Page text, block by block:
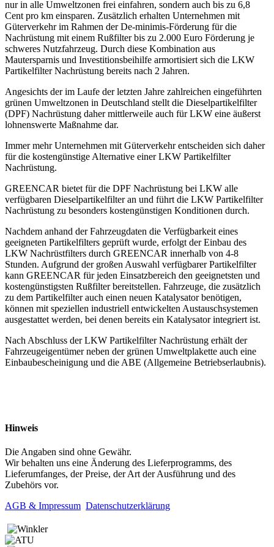
nur in alle Umweltzonen frei einfahren, sondern auch bis zu 6,8
Cent pro km einsparen. Zusätzlich erhalten Unternehmen mit
Güterverkehr im Rahmen der De-minimis-Förderung für die
Nachrüstung mit einem Rußfilter bis zu 2.000 Euro Förderung je
schweres Nutzfahrzeug. Durch diese Kombination aus
Mautersparnis und Investitionsbeihilfe armortisiert sich die LKW
Partikelfilter Nachrüstung bereits nach 2 Jahren.
Angesichts der im Laufe der letzten Jahre zahlreichen eingeführten
grünen Umweltzonen in Deutschland stellt die Dieselpartikelfilter
(DPF) Nachrüstung daher mittlerweile auch für LKW eine äußerst
lohnenswerte Maßnahme dar.
Immer mehr Unternehmen mit Güterverkehr entscheiden sich daher
für die kostengünstige Alternative einer LKW Partikelfilter
Nachrüstung.
GREENCAR bietet für die DPF Nachrüstung bei LKW alle
verfügbaren Dieselpartikelfilter an und führt die LKW Partikelfilter
Nachrüstung zu besonders kostengünstigen Konditionen durch.
Nachdem anhand der Fahrzeugdaten die Verfügbarkeit eines
geeigneten Partikelfilters geprüft wurde, erfolgt der Einbau des
LKW Nachrüstfilters durch GREENCAR innerhalb von 4-8
Stunden. Aufgrund der großen Auswahl verfügbarer Partikelfilter
kann GREENCAR für jeden Einsatzbereich den geeignetsten und
kostengünstigsten Rußfilter bereitstellen. Fahrzeuge, die zusätzlich
zu dem Partikelfilter auch einen neuen Katalysator benötigen,
können mit speziellen industriell entwickelten Austauschsystemen
ausgestattet werden, bei denen bereits ein Katalysator integriert ist.
Nach Abschluss der LKW Partikelfilter Nachrüstung erhält der
Fahrzeugeigentümer neben der grünen Umweltplakette auch eine
Einbaubescheinigung und die ABE (Allgemeine Betriebserlaubnis).
Hinweis
Die Angaben sind ohne Gewähr.
Wir behalten uns eine Änderung des Lieferprogramms, des
Lieferumfanges, der Preise, der Art der Ausführung und des
Zubehörs vor.
AGB & Impressum Datenschutzerklärung